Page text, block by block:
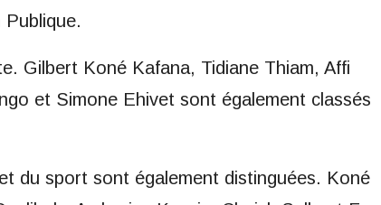
Publique.
Gilbert Koné Kafana, Tidiane Thiam, Affi
et Simone Ehivet sont également classés
du sport sont également distinguées. Koné